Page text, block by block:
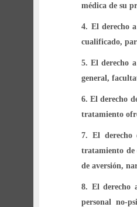
médica de su
4. El derecho
cualificado,
5. El derecho
general,
6. El derecho
tratamiento
7. El derecho
tratamiento de
de aversión,
8. El derecho
personal no-